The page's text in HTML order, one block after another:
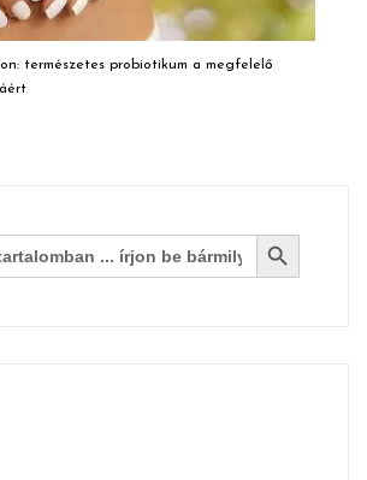
természetes probiotikum a megfelelő
Search Button